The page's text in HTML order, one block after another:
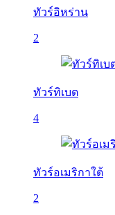
ทัวร์อิหร่าน
2
ทัวร์ทิเบต
4
ทัวร์อเมริกาใต้
2